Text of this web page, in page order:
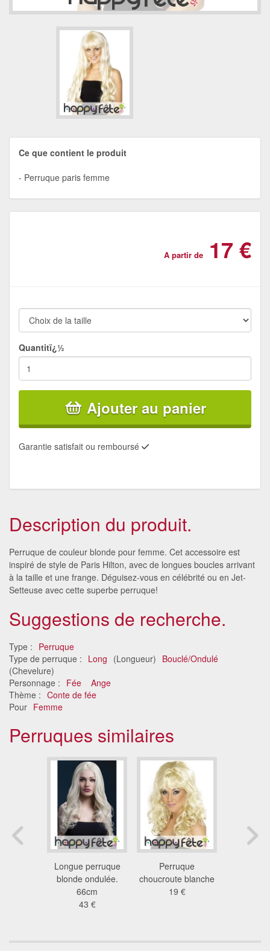
Ce que contient le produit
Perruque paris femme
A partir de 17 €
Quantitï¿½
Ajouter au panier
Garantie satisfait ou remboursé
Description du produit.
Perruque de couleur blonde pour femme. Cet accessoire est
inspiré de style de Paris Hilton, avec de longues boucles arrivant
à la taille et une frange. Déguisez-vous en célébrité ou en Jet-
Setteuse avec cette superbe perruque!
Suggestions de recherche.
Type : Perruque
Type de perruque : Long (Longueur) Bouclé/Ondulé
(Chevelure)
Personnage : Fée
Ange
Thème : Conte de fée
Pour Femme
Perruques similaires
Longue perruque
blonde ondulée.
66cm
43 €
Perruque
choucroute blanche
19 €